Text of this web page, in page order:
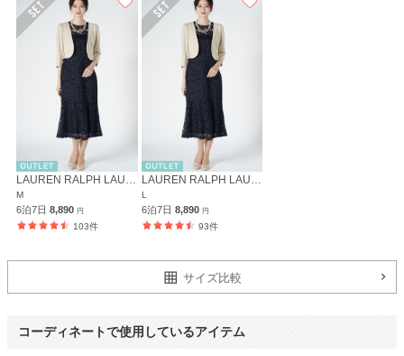
あと、2連パールネックレスのセットのサービスも良いと思いました。
返却準備品(テープなど)まで備わっていてとても便利だし、返却方法もシン
プルで分かりやすく、また利用したいと思います。
ありがとうございました。
M
6泊7日 8,890 円
103件
L
6泊7日 8,890 円
93件
サイズ比較
コーディネートで使用しているアイテム